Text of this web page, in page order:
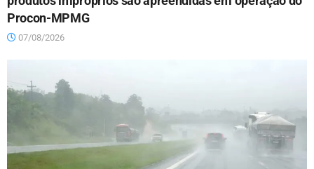
Procon-MPMG
07/08/2026